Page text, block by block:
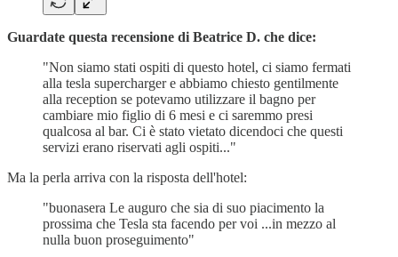
Guardate questa recensione di Beatrice D. che dice:
"Non siamo stati ospiti di questo hotel, ci siamo fermati
alla tesla supercharger e abbiamo chiesto gentilmente
alla reception se potevamo utilizzare il bagno per
cambiare mio figlio di 6 mesi e ci saremmo presi
qualcosa al bar. Ci è stato vietato dicendoci che questi
servizi erano riservati agli ospiti..."
Ma la perla arriva con la risposta dell'hotel:
"buonasera Le auguro che sia di suo piacimento la
prossima che Tesla sta facendo per voi ...in mezzo al
nulla buon proseguimento"